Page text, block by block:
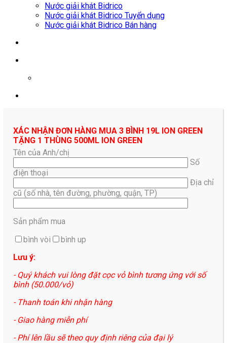
Nước giải khát Bidrico
Nước giải khát Bidrico Tuyển dụng
Nước giải khát Bidrico Bán hàng
XÁC NHẬN ĐƠN HÀNG MUA 3 BÌNH 19L ION GREEN
TẶNG 1 THÙNG 500ML ION GREEN
Tên của Anh/chị
Số
điện thoại
Địa chỉ
cũ (số nhà, tên đường, phường, quận, TP)
Sản phẩm mua
bình vòi
bình up
Lưu ý:
- Quý khách vui lòng đặt cọc vỏ bình tương ứng với số
bình (50.000/vỏ)
- Thanh toán khi nhận hàng
- Giao hàng miễn phí
- Phí lên lầu sẽ theo quy định riêng của đại lý